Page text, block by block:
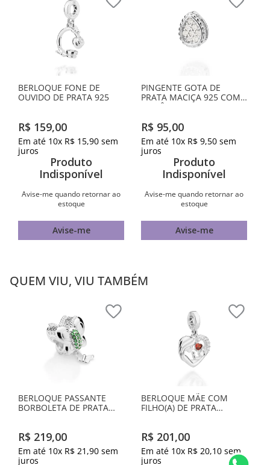
BERLOQUE FONE DE
OUVIDO DE PRATA 925
R$ 159,00
Em até 10x R$ 15,90 sem
juros
Produto
Indisponível
Avise-me quando retornar ao
estoque
Avise-me
PINGENTE GOTA DE
PRATA MACIÇA 925 COM
ZIRCÔNIAS
R$ 95,00
Em até 10x R$ 9,50 sem
juros
Produto
Indisponível
Avise-me quando retornar ao
estoque
Avise-me
QUEM VIU, VIU TAMBÉM
BERLOQUE PASSANTE
BORBOLETA DE PRATA
R$ 219,00
Em até 10x R$ 21 ,90 sem
juros
BERLOQUE MÃE COM
FILHO(A) DE PRATA
R$ 201,00
Em até 10x R$ 20,10 sem
juros